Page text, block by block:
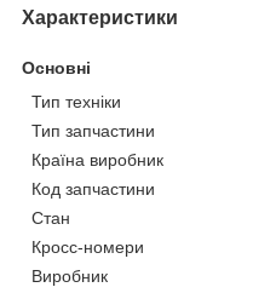
Характеристики
Основні
Тип техніки
Тип запчастини
Країна виробник
Код запчастини
Стан
Кросс-номери
Виробник